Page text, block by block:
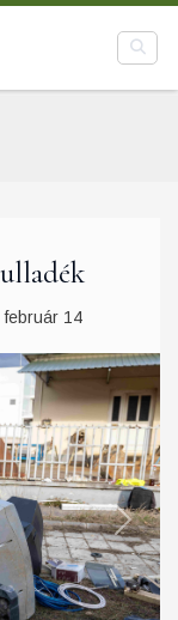
február 14
Next